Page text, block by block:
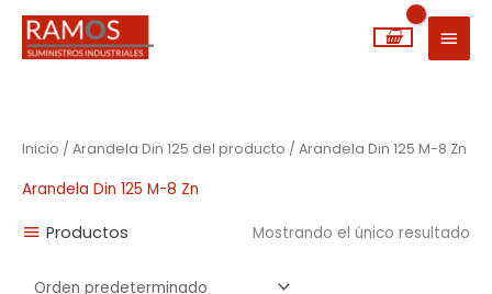
MENÚ
Inicio / Arandela Din 125 del producto / Arandela Din 125 M-8 Zn
Arandela Din 125 M-8 Zn
Productos Mostrando el único resultado